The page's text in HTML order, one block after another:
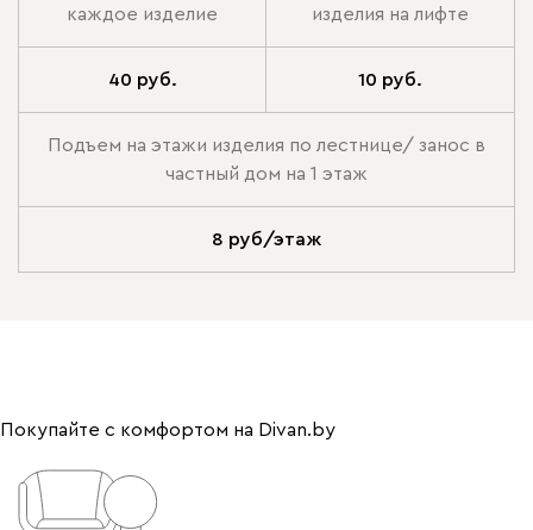
каждое изделие
изделия на лифте
40 руб. 10 руб.
Подъем на этажи изделия по лестнице/ занос в
частный дом на 1 этаж
8 руб/этаж
Покупайте с комфортом на Divan.by